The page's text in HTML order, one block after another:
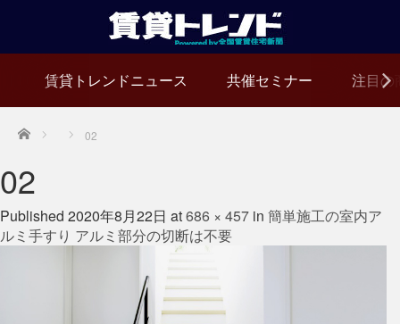
賃貸トレンドニュース 共催セミナー 注目の
Home 02
02
Published 2020年8月22日 at686 × 457 in 簡単施工の室内ア
ルミ手すり アルミ部分の切断は不要